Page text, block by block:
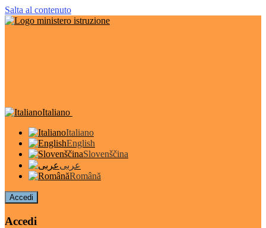
Salta al contenuto
Italiano
Italiano
English
Slovenščina
عربى
Română
Accedi
Accedi